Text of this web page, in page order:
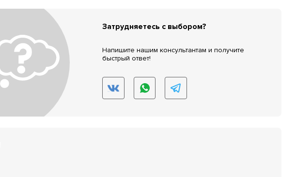
Затрудняетесь с выбором?
Напишите нашим консультантам и получите
быстрый ответ!